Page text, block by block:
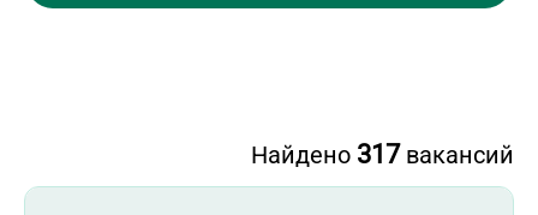
Найдено 317вакансий